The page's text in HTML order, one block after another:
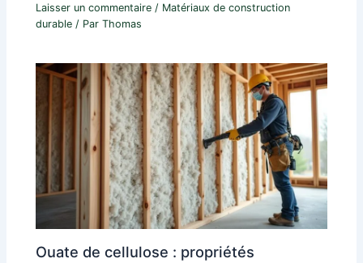
Laisser un commentaire / Matériaux de construction
durable / ParThomas
Ouate de cellulose : propriétés